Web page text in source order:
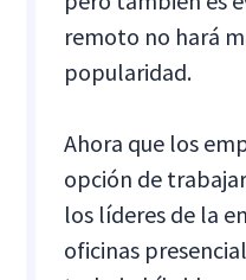
remoto no hará
popularidad.
Ahora que los
opción de
los líderes de la
oficinas